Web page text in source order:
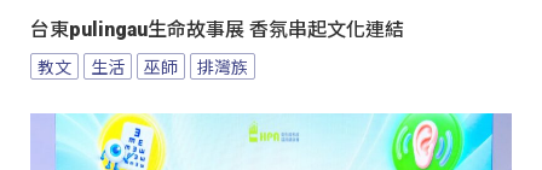
台東pulingau生命故事展 香氛串起文化連結
教文 生活 巫師 排灣族